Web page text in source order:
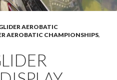
AEROBATIC
AEROBATIC CHAMPIONSHIPS,